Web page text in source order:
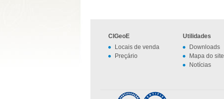
CIGeoE
Locais de venda
Preçário
Utilidades
Downloads
Mapa do site
Notícias